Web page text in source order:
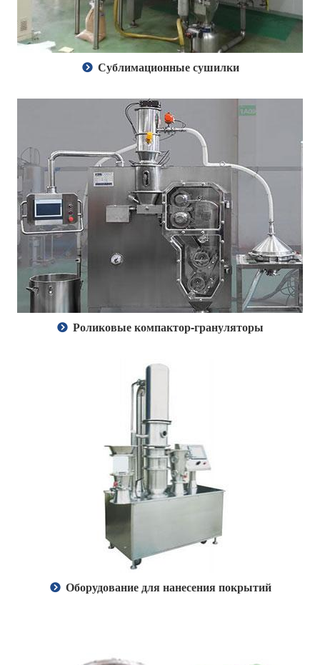
Сублимационные сушилки
Роликовые компактор-грануляторы
Оборудование для нанесения покрытий